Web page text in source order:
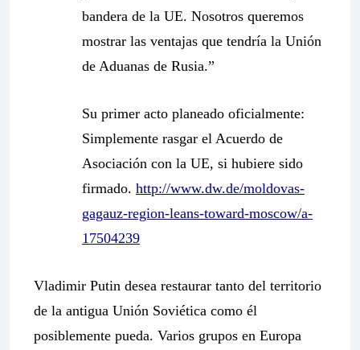
bandera de la UE. Nosotros queremos
mostrar las ventajas que tendría la Unión
de Aduanas de Rusia.”
Su primer acto planeado oficialmente:
Simplemente rasgar el Acuerdo de
Asociación con la UE, si hubiere sido
firmado. http://www.dw.de/moldovas-
gagauz-region-leans-toward-moscow/a-
17504239
Vladimir Putin desea restaurar tanto del territorio
de la antigua Unión Soviética como él
posiblemente pueda. Varios grupos en Europa